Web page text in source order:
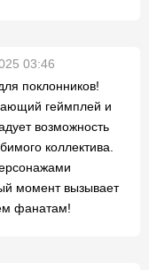
03:46
поклонников!
геймплей и
возможность
коллектива.
момент вызывает
фанатам!